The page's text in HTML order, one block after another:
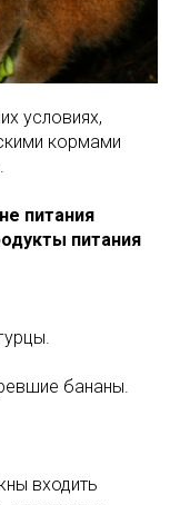
условиях,
кормами
питания
питания
бананы.
входить